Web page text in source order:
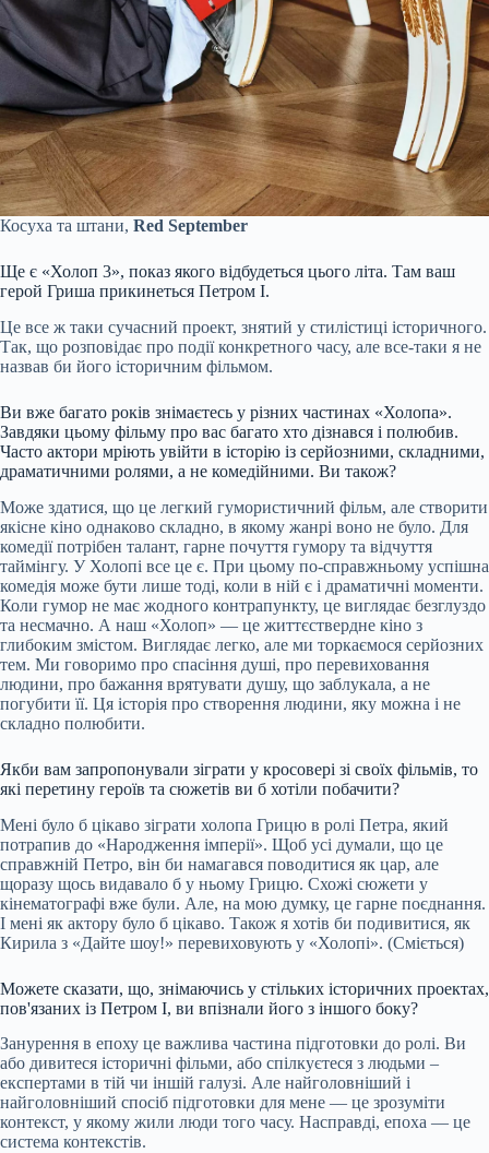
Косуха та штани, Red September
Ще є «Холоп 3», показ якого відбудеться цього літа. Там ваш
герой Гриша прикинеться Петром I.
Це все ж таки сучасний проект, знятий у стилістиці історичного.
Так, що розповідає про події конкретного часу, але все-таки я не
назвав би його історичним фільмом.
Ви вже багато років знімаєтесь у різних частинах «Холопа».
Завдяки цьому фільму про вас багато хто дізнався і полюбив.
Часто актори мріють увійти в історію із серйозними, складними,
драматичними ролями, а не комедійними. Ви також?
Може здатися, що це легкий гумористичний фільм, але створити
якісне кіно однаково складно, в якому жанрі воно не було. Для
комедії потрібен талант, гарне почуття гумору та відчуття
таймінгу. У Холопі все це є. При цьому по-справжньому успішна
комедія може бути лише тоді, коли в ній є і драматичні моменти.
Коли гумор не має жодного контрапункту, це виглядає безглуздо
та несмачно. А наш «Холоп» — це життєствердне кіно з
глибоким змістом. Виглядає легко, але ми торкаємося серйозних
тем. Ми говоримо про спасіння душі, про перевиховання
людини, про бажання врятувати душу, що заблукала, а не
погубити її. Ця історія про створення людини, яку можна і не
складно полюбити.
Якби вам запропонували зіграти у кросовері зі своїх фільмів, то
які перетину героїв та сюжетів ви б хотіли побачити?
Мені було б цікаво зіграти холопа Грицю в ролі Петра, який
потрапив до «Народження імперії». Щоб усі думали, що це
справжній Петро, він би намагався поводитися як цар, але
щоразу щось видавало б у ньому Грицю. Схожі сюжети у
кінематографі вже були. Але, на мою думку, це гарне поєднання.
І мені як актору було б цікаво. Також я хотів би подивитися, як
Кирила з «Дайте шоу!» перевиховують у «Холопі». (Сміється)
Можете сказати, що, знімаючись у стільких історичних проектах,
пов'язаних із Петром I, ви впізнали його з іншого боку?
Занурення в епоху це важлива частина підготовки до ролі. Ви
або дивитеся історичні фільми, або спілкуєтеся з людьми –
експертами в тій чи іншій галузі. Але найголовніший і
найголовніший спосіб підготовки для мене — це зрозуміти
контекст, у якому жили люди того часу. Насправді, епоха — це
система контекстів.